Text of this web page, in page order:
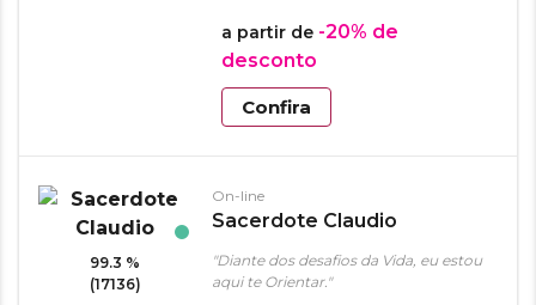
a partir de -20% de
desconto
Confira
99.3 %
(17136)
On-line
Sacerdote Claudio
"Diante dos desafios da Vida, eu estou
aqui te Orientar."